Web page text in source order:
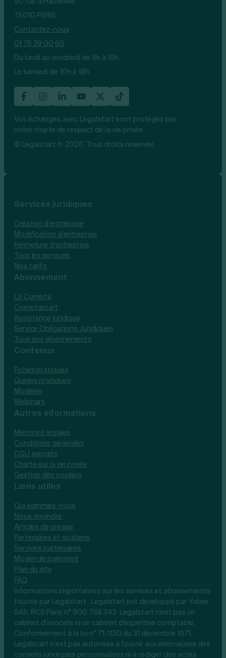
75010 PARIS
Contactez-nous
01 76 39 00 60
Du lundi au vendredi de 9h à 19h
Le samedi de 10h à 18h
Vos échanges avec Legalstart sont protégés par
notre charte de respect de la vie privée.
© Legalstart.fr 2026. Tous droits réservés.
Services juridiques
Création d’entreprise
Modification d’entreprise
Fermeture d’entreprise
Tous les services
Nos tarifs
Abonnement
LS Compta
Comptastart
Assistance juridique
Service Obligations Juridiques
Tous nos abonnements
Contenus
Fiches pratiques
Guides pratiques
Modèles
Webinars
Autres informations
Mentions légales
Conditions générales
CGU avocats
Charte sur la vie privée
Gestion des cookies
Liens utiles
Qui sommes-nous
Nous rejoindre
Articles de presse
Partenaires et soutiens
Services partenaires
Moyen de paiement
Plan du site
FAQ
Informations importantes sur les services et abonnements
fournis par Legalstart : Legalstart est développé par Yolaw
SAS, RCS Paris n° 900 758 343. Legalstart n'est pas un
cabinet d'avocats ni un cabinet d'expertise comptable.
Conformément à la loi n° 71-1130 du 31 décembre 1971,
Legalstart n’est pas autorisée à fournir aux internautes des
conseils juridiques personnalisés ni à rédiger des actes